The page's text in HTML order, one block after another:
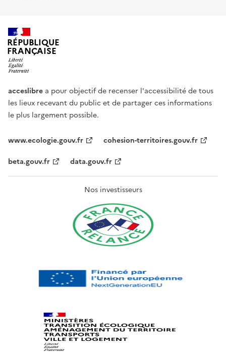
RÉPUBLIQUE
FRANÇAISE
acceslibre a pour objectif de recenser l'accessibilité de tous
les lieux recevant du public et de partager ces informations
le plus largement possible.
www.ecologie.gouv.fr
cohesion-territoires.gouv.fr
beta.gouv.fr
data.gouv.fr
Nos investisseurs